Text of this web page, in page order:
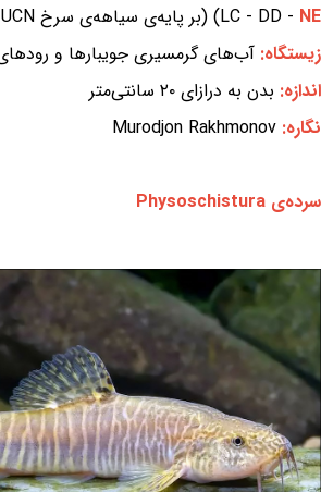
LC - DD - NE
) (بر پایه‌ی سیاهه‌ی سرخ IUCN)
زیستگاه: آب‌های گرمسیری جویبارها و
اندازه: بدن به درازای ۲۰ سانتی‌متر
نگاره: Murodjon Rakhmonov
سرده‌ی Physoschistura